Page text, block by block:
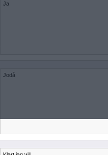
Ja
Jodå